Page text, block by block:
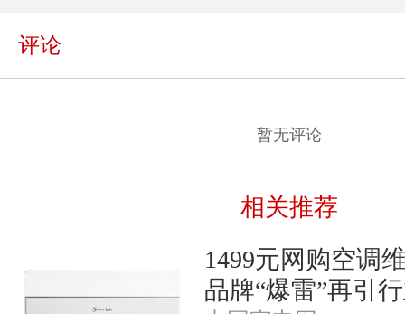
评论
暂无评论
相关推荐
1499元网购空调
品牌“爆雷”再引